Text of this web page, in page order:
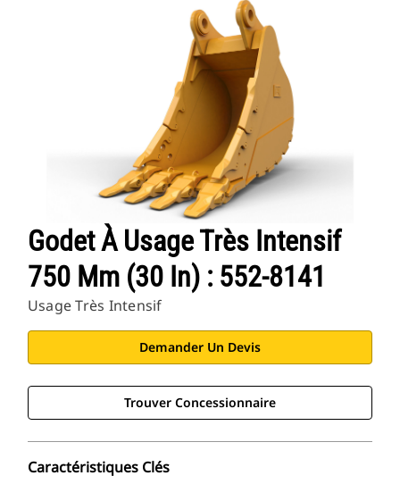
Godet À Usage Très Intensif
750 Mm (30 In) : 552-8141
Usage Très Intensif
Demander Un Devis
Trouver Concessionnaire
Caractéristiques Clés